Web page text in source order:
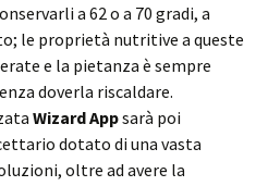
a 62 o a 70 gradi, a
le proprietà nutritive a queste
e la pietanza è sempre
doverla riscaldare.
Wizard Appsarà poi
dotato di una vasta
oltre ad avere la